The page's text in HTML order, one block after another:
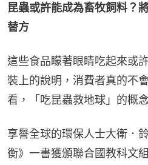
昆蟲或許能成為畜牧飼料？
替方
這些食品矇著眼睛吃起來或
裝上的說明，消費者真的不
看，「吃昆蟲救地球」的概
享譽全球的環保人士大衛．
衡》一書獲頒聯合國教科文